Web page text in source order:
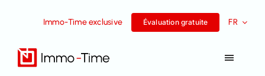
Immo-Time exclusive Évaluation gratuite FR
Toggle